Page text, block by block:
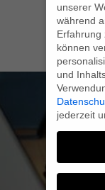
unserer
während
Erfahrung
können
und
jederzeit